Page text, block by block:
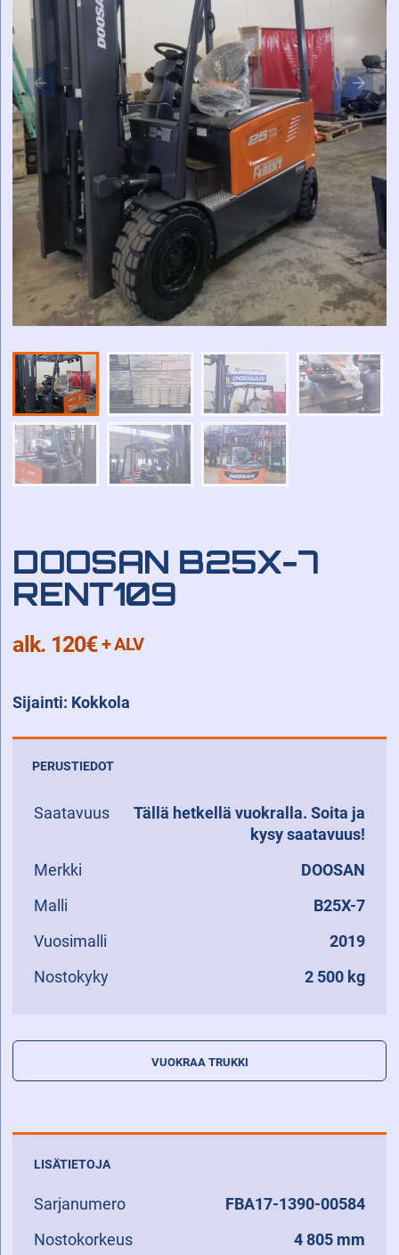
DOOSAN B25X-7
RENT109
alk. 120€+ ALV
Sijainti: Kokkola
VUOKRAA TRUKKI
PERUSTIEDOT
Saatavuus
Tällä hetkellä vuokralla. Soita ja
kysy saatavuus!
Merkki
DOOSAN
Malli
B25X-7
Vuosimalli
2019
Nostokyky
2 500 kg
LISÄTIETOJA
Sarjanumero
FBA17-1390-00584
Nostokorkeus
4 805 mm